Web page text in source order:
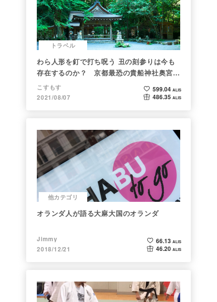
トラベル
わら人形を釘で打ち呪う 丑の刻参りは今も
存在するのか？ 京都最恐の貴船神社奥宮を
調べた
こすもす
2021/08/07
599.04 ALIS
486.35 ALIS
他カテゴリ
オランダ人が語る大麻大国のオランダ
Jimmy
2018/12/21
66.13 ALIS
46.20 ALIS